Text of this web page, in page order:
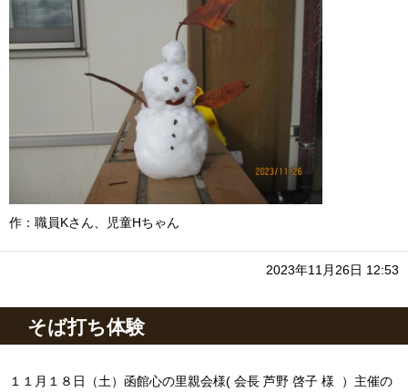
作：職員Kさん、児童Hちゃん
2023年11月26日 12:53
そば打ち体験
１１月１８日（土）函館心の里親会様( 会長 芦野 啓子 様 ）主催の